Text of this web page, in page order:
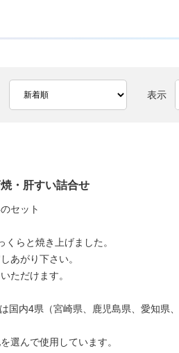
表示
・肝すい詰合せ
セット
らと焼き上げました。
あがり下さい。
ただけます。
国内4県（宮崎県、鹿児島県、愛知県
選んで使用しています。